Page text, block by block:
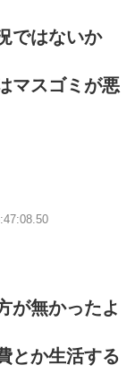
ではないか
マスゴミが悪
が無かったよ
とか生活する